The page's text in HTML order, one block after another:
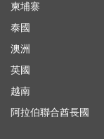
柬埔寨
泰國
澳洲
英國
越南
阿拉伯聯合酋長國